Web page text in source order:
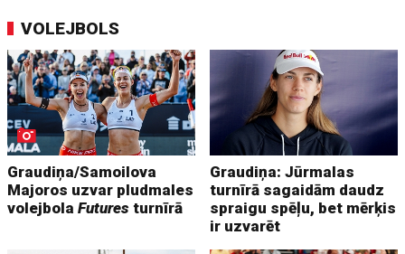
VOLEJBOLS
Graudiņa/Samoilova
Majoros uzvar pludmales
volejbolaFutures turnīrā
Graudiņa: Jūrmalas
turnīrā sagaidām daudz
spraigu spēļu, bet mērķis
ir uzvarēt